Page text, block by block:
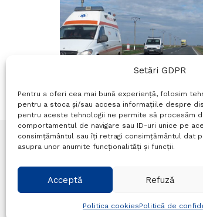
Setări GDPR
Pentru a oferi cea mai bună experiență, folosim
pentru a stoca și/sau accesa informațiile despre
pentru aceste tehnologii ne permite să procesăm
comportamentul de navigare sau ID-uri unice pe
consimțământul sau îți retragi consimțământul dat
asupra unor anumite funcționalități și funcții.
Acceptă Refuză
Politica cookiesPolitică de
Termeni si conditii Politică de
© Probr.ro 2022. Created by